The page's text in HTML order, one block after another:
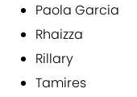
Paola Garcia
Rhaizza
Rillary
Tamires